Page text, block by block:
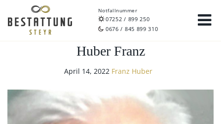
Notfallnummer
07252 / 899 250
0676 / 845 899 310
Huber Franz
April 14, 2022 Franz Huber